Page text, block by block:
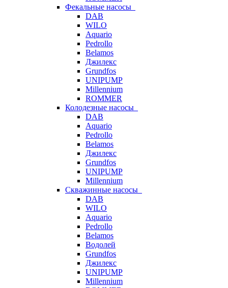
Фекальные насосы
DAB
WILO
Aquario
Pedrollo
Belamos
Джилекс
Grundfos
UNIPUMP
Millennium
ROMMER
Колодезные насосы
DAB
Aquario
Pedrollo
Belamos
Джилекс
Grundfos
UNIPUMP
Millennium
Скважинные насосы
DAB
WILO
Aquario
Pedrollo
Belamos
Водолей
Grundfos
Джилекс
UNIPUMP
Millennium